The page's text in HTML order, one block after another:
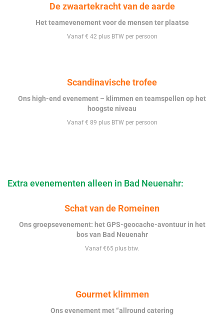
De zwaartekracht van de aarde
Het teamevenement voor de mensen ter plaatse
Vanaf € 42 plus BTW per persoon
Scandinavische trofee
Ons high-end evenement – klimmen en teamspellen op het
hoogste niveau
Vanaf € 89 plus BTW per persoon
Extra evenementen alleen in Bad Neuenahr:
Schat van de Romeinen
Ons groepsevenement: het GPS-geocache-avontuur in het
bos van Bad Neuenahr
Vanaf €65 plus btw.
Gourmet klimmen
Ons evenement met “allround catering